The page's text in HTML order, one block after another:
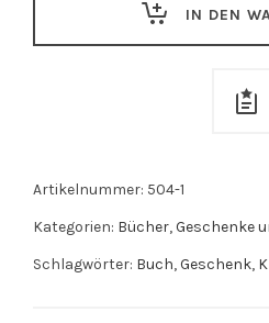
Krimi
IN DEN
Artikelnummer: 504-1
Kategorien: Bücher,Geschenke
Schlagwörter: Buch,Geschenk,